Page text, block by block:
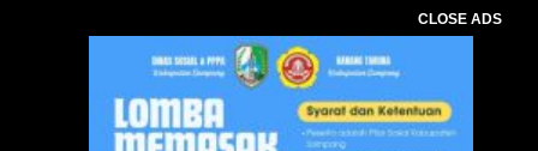
CLOSE ADS